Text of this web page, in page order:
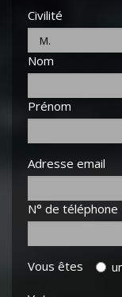
Civilité
Nom
Prénom
Adresse email
N° de téléphone
Vous êtes